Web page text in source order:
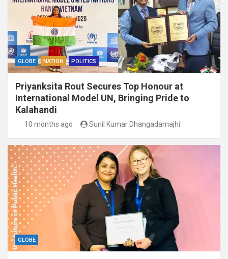
GLOBE NATION POLITICS
Priyanksita Rout Secures Top Honour at
International Model UN, Bringing Pride to
Kalahandi
10 months ago Sunil Kumar Dhangadamajhi
GLOBE